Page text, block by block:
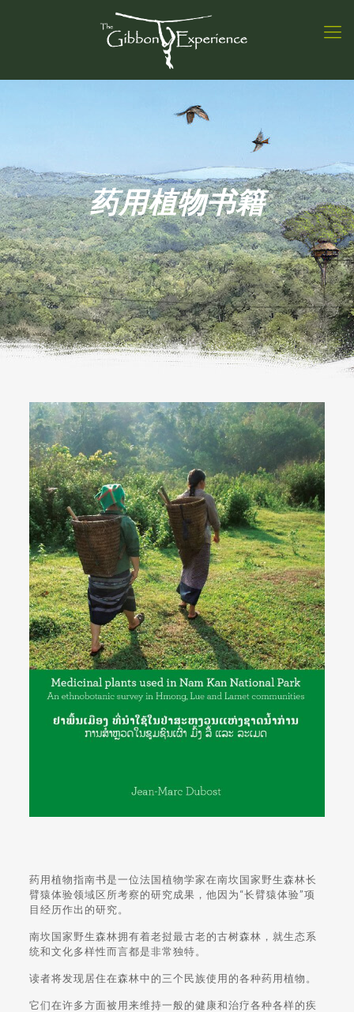
药用植物书籍
药用植物指南书是一位法国植物学家在南坎国家野生森林长
臂猿体验领域区所考察的研究成果，他因为“长臂猿体验”项
目经历作出的研究。
南坎国家野生森林拥有着老挝最古老的古树森林，就生态系
统和文化多样性而言都是非常独特。
读者将发现居住在森林中的三个民族使用的各种药用植物。
它们在许多方面被用来维持一般的健康和治疗各种各样的疾